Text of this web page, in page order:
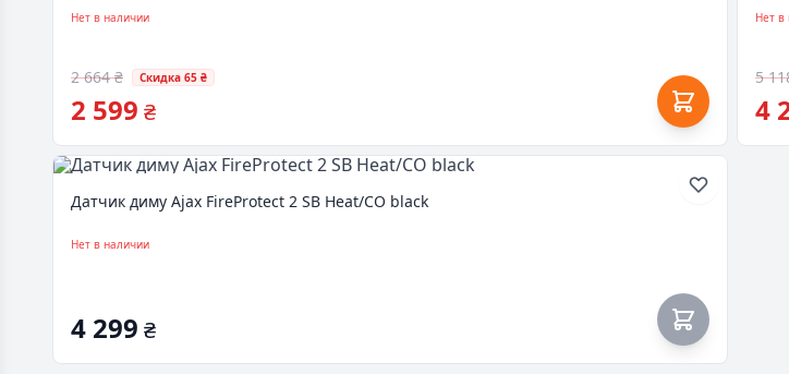
Нет в наличии
2 664 ₴ Скидка 65 ₴
2 599 ₴
Нет в
5
4
Датчик диму Ajax FireProtect 2 SB Heat/CO black
Нет в наличии
4 299 ₴